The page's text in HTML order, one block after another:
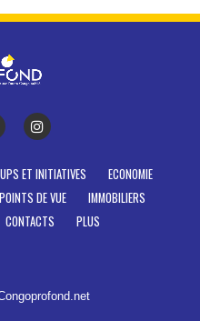
ET INITIATIVES
ECONOMIE
DE VUE
IMMOBILIERS
CONTACTS PLUS